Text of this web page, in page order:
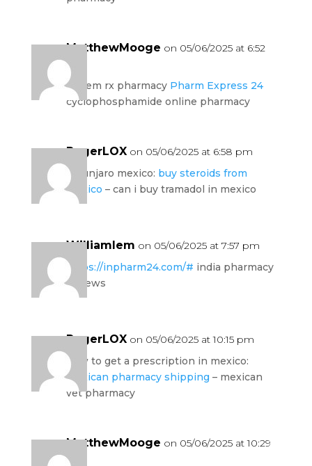
MatthewMooge on 05/06/2025 at 6:52
pm
harlem rx pharmacy Pharm Express 24
cyclophosphamide online pharmacy
RogerLOX on 05/06/2025 at 6:58 pm
mounjaro mexico: buy steroids from
mexico – can i buy tramadol in mexico
Williamlem on 05/06/2025 at 7:57 pm
https://inpharm24.com/# india pharmacy
reviews
RogerLOX on 05/06/2025 at 10:15 pm
how to get a prescription in mexico:
mexican pharmacy shipping – mexican
vet pharmacy
MatthewMooge on 05/06/2025 at 10:29
pm